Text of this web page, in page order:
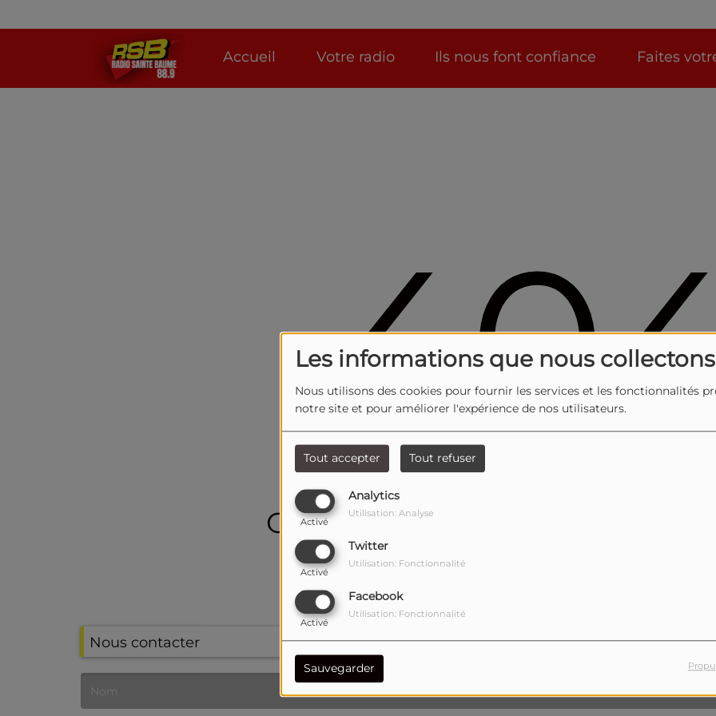
Les informations que nous collectons
Nous utilisons des cookies pour fournir les services et les fonctionnalités
notre site et pour améliorer l'expérience de nos utilisateurs.
Tout accepter Tout refuser
Analytics
Activé
Utilisation: Analyse
Twitter
Activé
Utilisation: Fonctionnalité
Facebook
Activé
Utilisation: Fonctionnalité
Sauvegarder
Accueil Votre radio Ils nous font confiance Faites
Oups, vous avez rencontré une
Il semble que la page que vous recherchez n’existe
Nous contacter